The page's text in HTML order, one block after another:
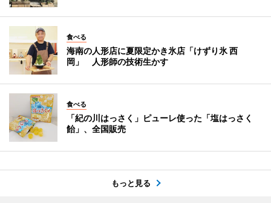
食べる
海南の人形店に夏限定かき氷店「けずり氷 西
岡」 人形師の技術生かす
食べる
「紀の川はっさく」ピューレ使った「塩はっさく
飴」、全国販売
もっと見る